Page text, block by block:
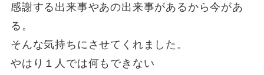
感謝する出来事やあの出来事があるから今があ
る。
そんな気持ちにさせてくれました。
やはり１人では何もできない